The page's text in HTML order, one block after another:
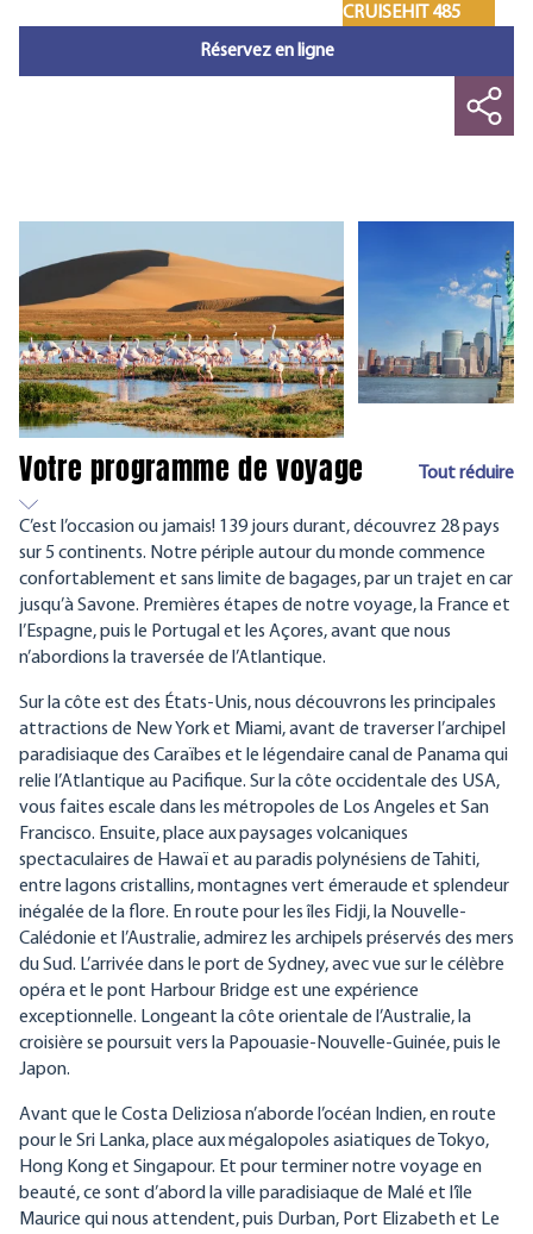
CRUISEHIT 485
Réservez en ligne
Votre programme de voyage Tout réduire
C’est l’occasion ou jamais! 139 jours durant, découvrez 28 pays
sur 5 continents. Notre périple autour du monde commence
confortablement et sans limite de bagages, par un trajet en car
jusqu’à Savone. Premières étapes de notre voyage, la France et
l’Espagne, puis le Portugal et les Açores, avant que nous
n’abordions la traversée de l’Atlantique.
Sur la côte est des États-Unis, nous découvrons les principales
attractions de New York et Miami, avant de traverser l’archipel
paradisiaque des Caraïbes et le légendaire canal de Panama qui
relie l’Atlantique au Pacifique. Sur la côte occidentale des USA,
vous faites escale dans les métropoles de Los Angeles et San
Francisco. Ensuite, place aux paysages volcaniques
spectaculaires de Hawaï et au paradis polynésiens de Tahiti,
entre lagons cristallins, montagnes vert émeraude et splendeur
inégalée de la flore. En route pour les îles Fidji, la Nouvelle-
Calédonie et l’Australie, admirez les archipels préservés des mers
du Sud. L’arrivée dans le port de Sydney, avec vue sur le célèbre
opéra et le pont Harbour Bridge est une expérience
exceptionnelle. Longeant la côte orientale de l’Australie, la
croisière se poursuit vers la Papouasie-Nouvelle-Guinée, puis le
Japon.
Avant que le Costa Deliziosa n’aborde l’océan Indien, en route
pour le Sri Lanka, place aux mégalopoles asiatiques de Tokyo,
Hong Kong et Singapour. Et pour terminer notre voyage en
beauté, ce sont d’abord la ville paradisiaque de Malé et l’île
Maurice qui nous attendent, puis Durban, Port Elizabeth et Le